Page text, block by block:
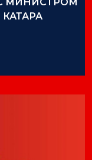
МИНИСТРОМ